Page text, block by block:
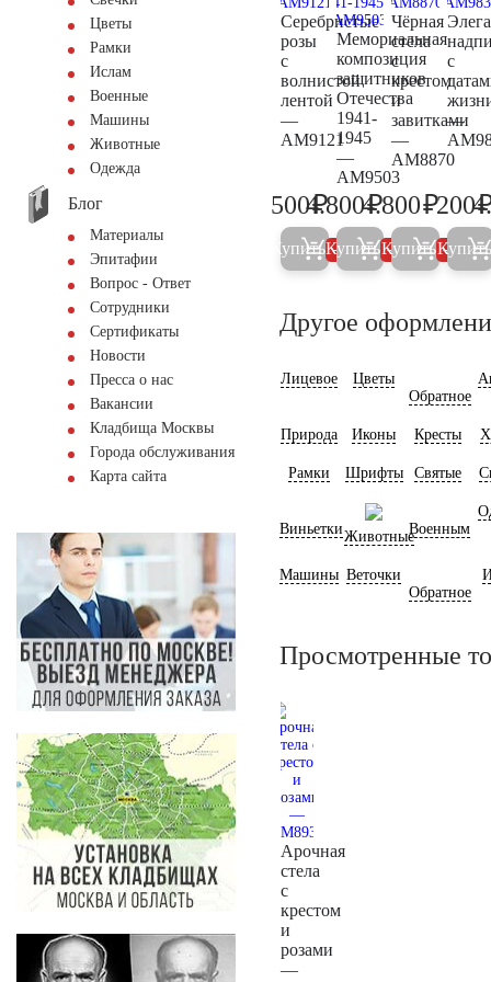
Цветы
Рамки
Ислам
Военные
Машины
Животные
Одежда
Блог
Материалы
Эпитафии
Вопрос - Ответ
Сотрудники
Сертификаты
Новости
Пресса о нас
Вакансии
Кладбища Москвы
Города обслуживания
Карта сайта
Серебристые
розы
с
волнистой
лентой
—
AM9121
500
500₽
Купить 5%
Мемориальная
композиция
защитников
Отечества
1941-
1945
—
AM9503
5.000
4.800₽
Купить 5%
Чёрная
стела
с
крестом
и
завитками
—
AM8870
5.000
4.800₽
Купить 5%
с
—
200
Купить
Другое
Лицевое
Цветы
Обратное
Природа Иконы Кресты
Рамки Шрифты Святые
ВиньеткиЖивотныеВоенным
Машины Веточки
Обратное
Просмотренные
Арочная
стела
с
крестом
и
розами
—